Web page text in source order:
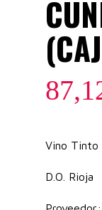
Vino Tinto
D.O. Rioja